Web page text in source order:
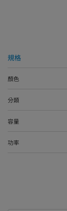
規格
顏色
分類
容量
功率